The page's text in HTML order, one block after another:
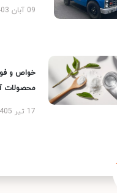
09 آبان 1403
خواص و
محصولات
17 تیر 1405